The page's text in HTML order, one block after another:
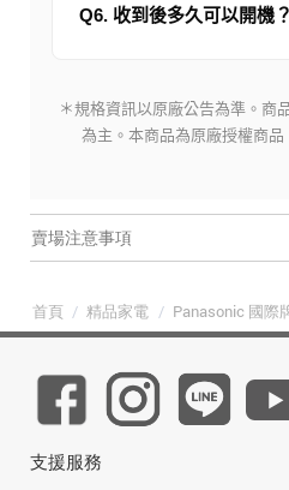
Q6. 收到後多久可以開機？
＊規格資訊以原廠公告為準。商
為主。本商品為原廠授權商品
賣場注意事項
首頁 / 精品家電 / Panasonic 國際
支援服務